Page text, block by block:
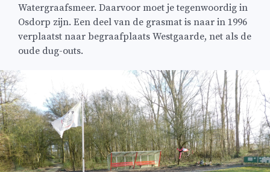
Watergraafsmeer. Daarvoor moet je tegenwoordig in
Osdorp zijn. Een deel van de grasmat is naar in 1996
verplaatst naar begraafplaats Westgaarde, net als de
oude dug-outs.